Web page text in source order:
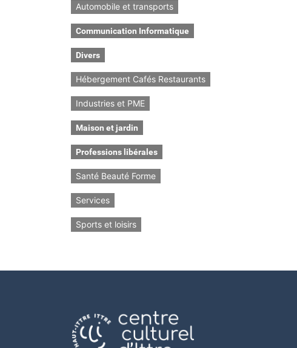
Automobile et transports
Communication Informatique
Divers
Hébergement Cafés Restaurants
Industries et PME
Maison et jardin
Professions libérales
Santé Beauté Forme
Services
Sports et loisirs